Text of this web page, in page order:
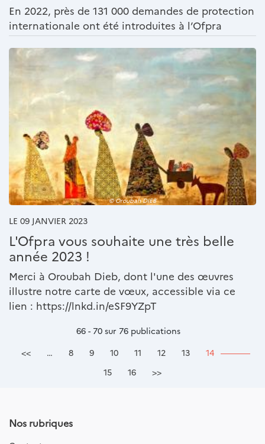
En 2022, près de 131 000 demandes de protection
internationale ont été introduites à l’Ofpra
L'Ofpra vous souhaite une très belle
année 2023 !
LE 09 JANVIER 2023
Merci à Oroubah Dieb, dont l'une des œuvres
illustre notre carte de vœux, accessible via ce
lien : https://lnkd.in/eSF9YZpT
© Oroubah DIEB
66 - 70 sur 76 publications
Pagination
<<Première page
… 8 9 10 11 12 13
14
15
16 >>Dernière page
Nos rubriques